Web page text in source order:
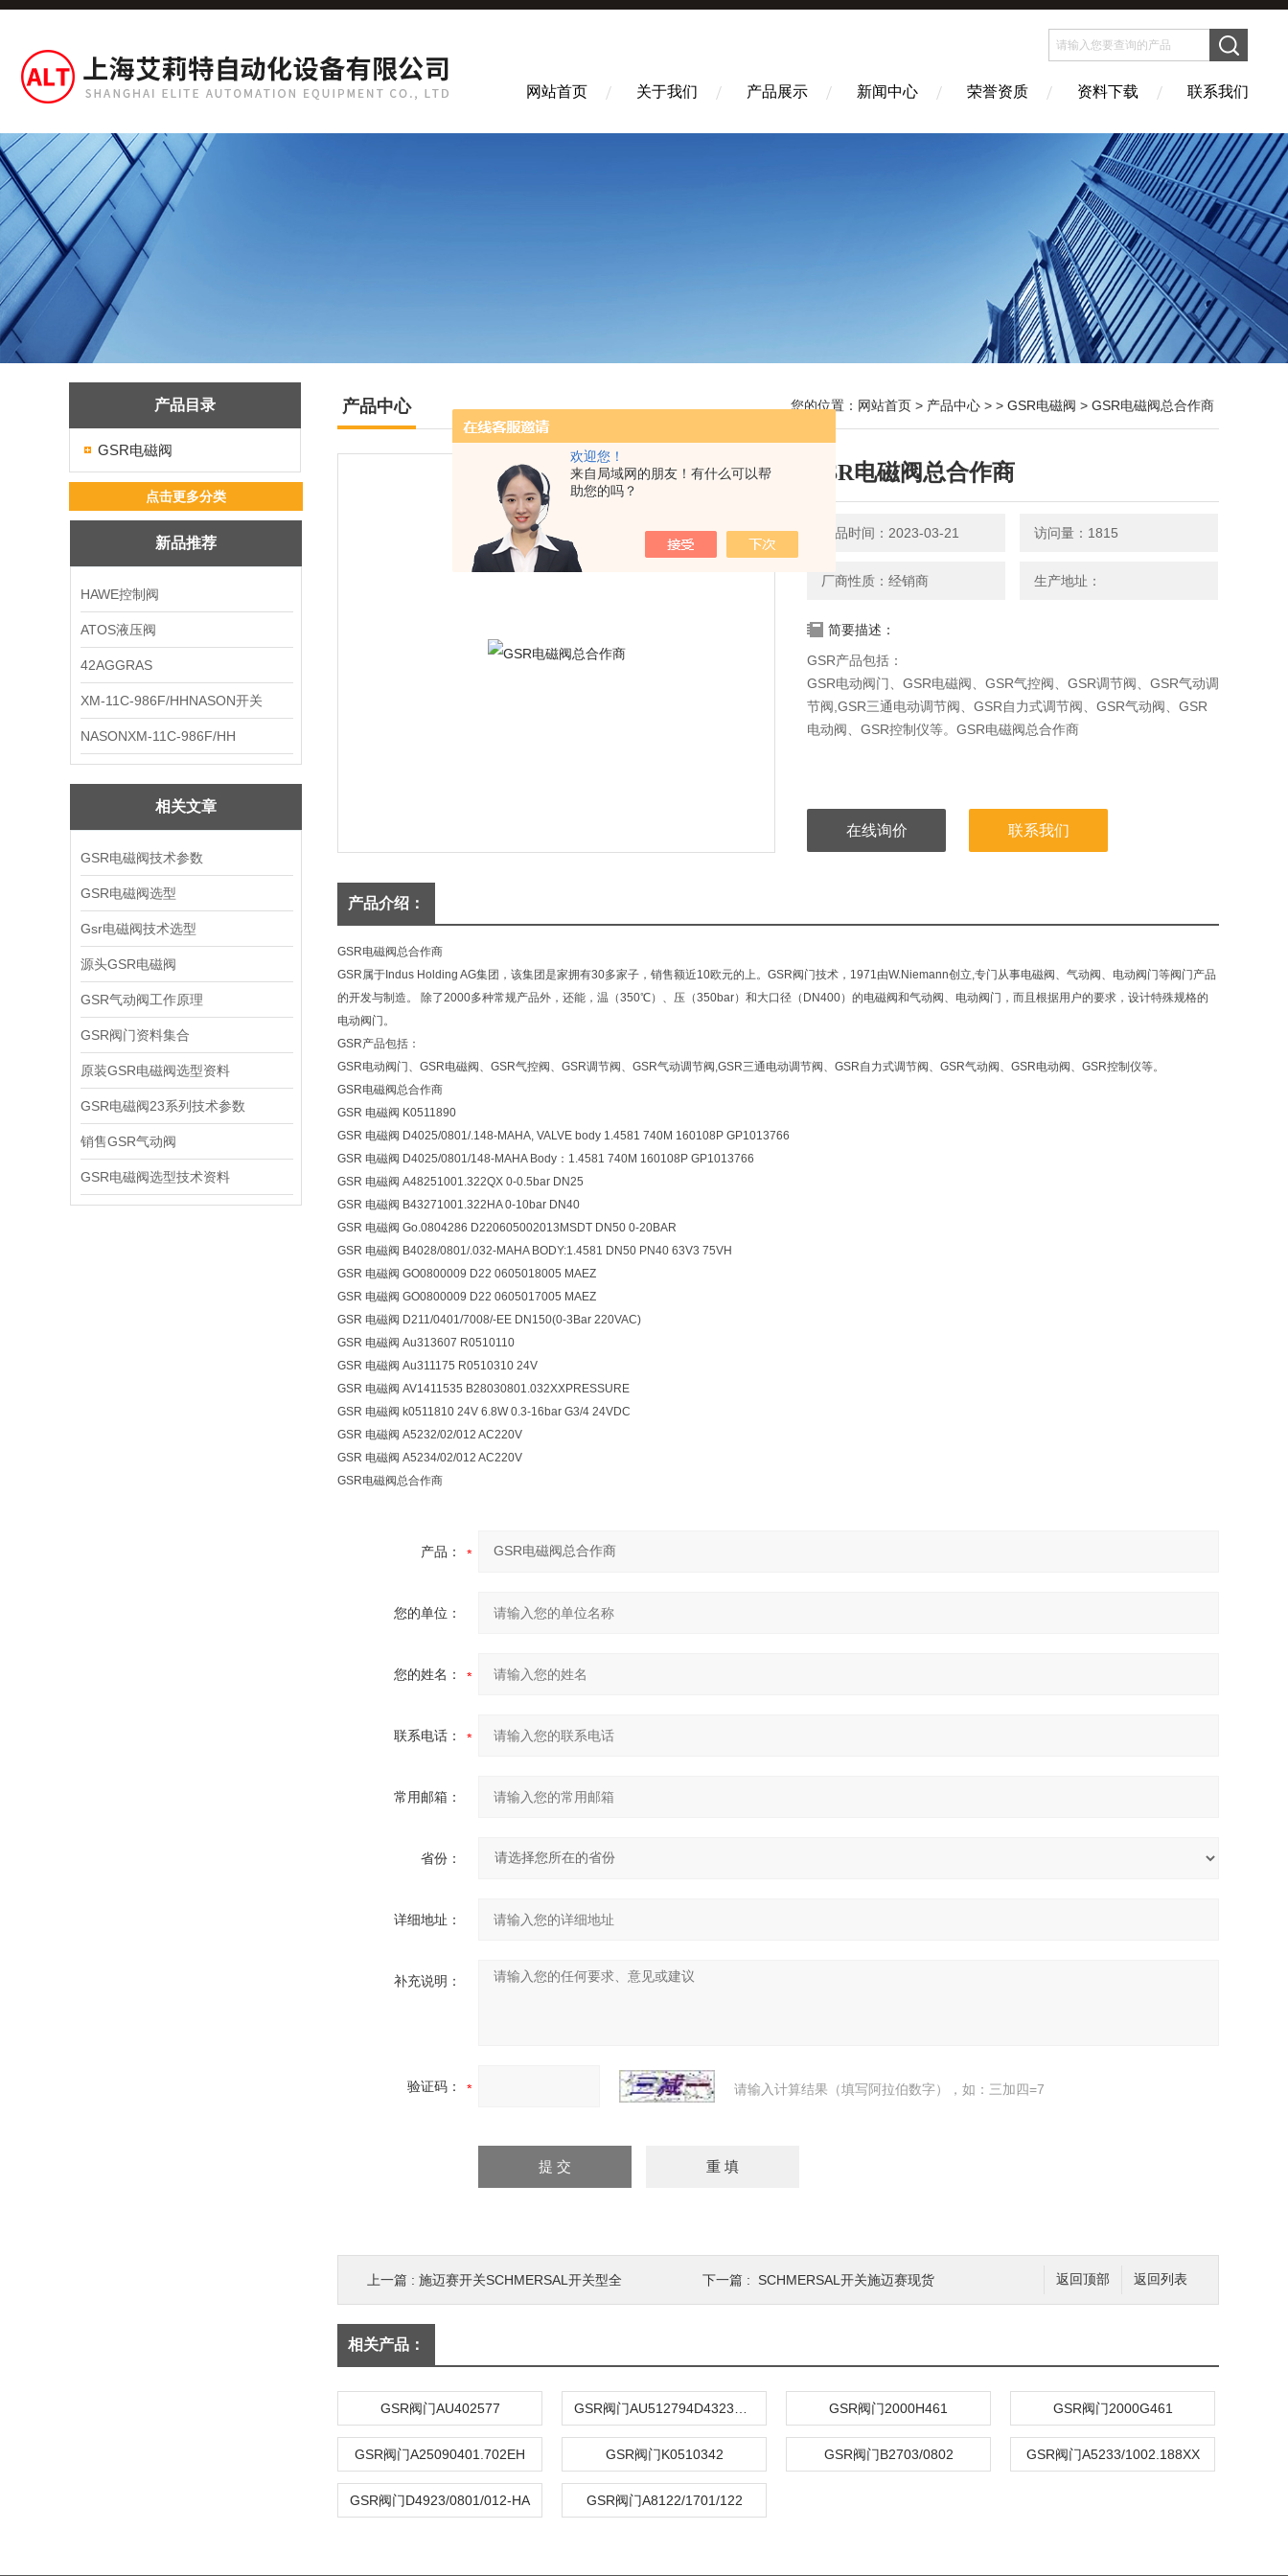
欢迎您！
来自局域网的朋友！有什么可以帮
助您的吗？
网站首页 关于我们 产品展示 新闻中心 荣誉资质 资料下载 联系我们
产品目录
GSR电磁阀
点击更多分类
新品推荐
HAWE控制阀
ATOS液压阀
42AGGRAS
XM-11C-986F/HHNASON开关
NASONXM-11C-986F/HH
相关文章
GSR电磁阀技术参数
GSR电磁阀选型
Gsr电磁阀技术选型
源头GSR电磁阀
GSR气动阀工作原理
GSR阀门资料集合
原装GSR电磁阀选型资料
GSR电磁阀23系列技术参数
销售GSR气动阀
GSR电磁阀选型技术资料
产品中心 您的位置： 网站首页 > 产品中心 > > GSR电磁阀 > GSR电磁阀总合作商
GSR电磁阀总合作商
产品时间：2023-03-21 访问量：1815
厂商性质：经销商 生产地址：
简要描述：
GSR产品包括：
GSR电动阀门、GSR电磁阀、GSR气控阀、GSR调节阀、GSR气动调
节阀,GSR三通电动调节阀、GSR自力式调节阀、GSR气动阀、GSR
电动阀、GSR控制仪等。GSR电磁阀总合作商
在线询价 联系我们
产品介绍：
GSR电磁阀总合作商
GSR属于Indus Holding AG集团，该集团是家拥有30多家子，销售额近10欧元的上。GSR阀门技术，1971由W.Niemann创立,专门从事电磁阀、气动阀、电动阀门等阀门产品
的开发与制造。 除了2000多种常规产品外，还能，温（350℃）、压（350bar）和大口径（DN400）的电磁阀和气动阀、电动阀门，而且根据用户的要求，设计特殊规格的
电动阀门。
GSR产品包括：
GSR电动阀门、GSR电磁阀、GSR气控阀、GSR调节阀、GSR气动调节阀,GSR三通电动调节阀、GSR自力式调节阀、GSR气动阀、GSR电动阀、GSR控制仪等。
GSR电磁阀总合作商
GSR 电磁阀 K0511890
GSR 电磁阀 D4025/0801/.148-MAHA, VALVE body 1.4581 740M 160108P GP1013766
GSR 电磁阀 D4025/0801/148-MAHA Body：1.4581 740M 160108P GP1013766
GSR 电磁阀 A48251001.322QX 0-0.5bar DN25
GSR 电磁阀 B43271001.322HA 0-10bar DN40
GSR 电磁阀 Go.0804286 D220605002013MSDT DN50 0-20BAR
GSR 电磁阀 B4028/0801/.032-MAHA BODY:1.4581 DN50 PN40 63V3 75VH
GSR 电磁阀 GO0800009 D22 0605018005 MAEZ
GSR 电磁阀 GO0800009 D22 0605017005 MAEZ
GSR 电磁阀 D211/0401/7008/-EE DN150(0-3Bar 220VAC)
GSR 电磁阀 Au313607 R0510110
GSR 电磁阀 Au311175 R0510310 24V
GSR 电磁阀 AV1411535 B28030801.032XXPRESSURE
GSR 电磁阀 k0511810 24V 6.8W 0.3-16bar G3/4 24VDC
GSR 电磁阀 A5232/02/012 AC220V
GSR 电磁阀 A5234/02/012 AC220V
GSR电磁阀总合作商
产品：
您的单位：
您的姓名：
联系电话：
常用邮箱：
省份：
详细地址：
补充说明：
验证码： 请输入计算结果（填写阿拉伯数字），如：三加四=7
返回列表
返回顶部
上一篇 : 施迈赛开关SCHMERSAL开关型全 下一篇 : SCHMERSAL开关施迈赛现货
相关产品：
GSR阀门AU402577 GSR阀门2000H461 GSR阀门2000G461
GSR阀门A25090401.702EH GSR阀门K0510342 GSR阀门B2703/0802 GSR阀门A5233/1002.188XX
GSR阀门D4923/0801/012-HA GSR阀门A8122/1701/122